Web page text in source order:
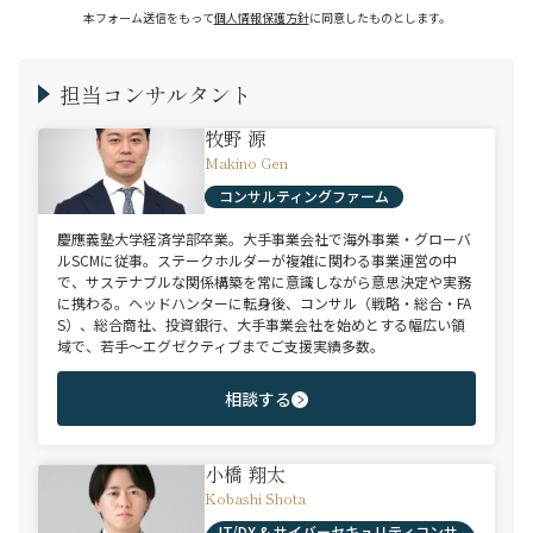
本フォーム送信をもって個人情報保護方針に同意したものとします。
担当コンサルタント
牧野 源
Makino Gen
コンサルティングファーム
慶應義塾大学経済学部卒業。大手事業会社で海外事業・グローバ
ルSCMに従事。ステークホルダーが複雑に関わる事業運営の中
で、サステナブルな関係構築を常に意識しながら意思決定や実務
に携わる。ヘッドハンターに転身後、コンサル（戦略・総合・FA
S）、総合商社、投資銀行、大手事業会社を始めとする幅広い領
域で、若手～エグゼクティブまでご支援実績多数。
相談する
小橋 翔太
Kobashi Shota